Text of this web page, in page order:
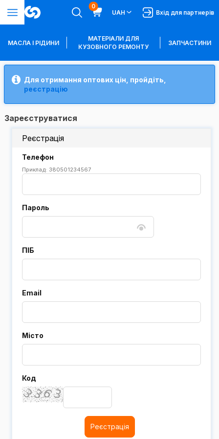
0
UAH
Вхід для партнерів
МАСЛА І РІДИНИ
МАТЕРІАЛИ ДЛЯ
КУЗОВНОГО РЕМОНТУ
ЗАПЧАСТИНИ
Для отримання оптових цін, пройдіть,
реєстрацію
Зареєструватися
Реєстрація
Телефон
Приклад: 380501234567
Пароль
ПІБ
Email
Місто
Код
Реєстрація